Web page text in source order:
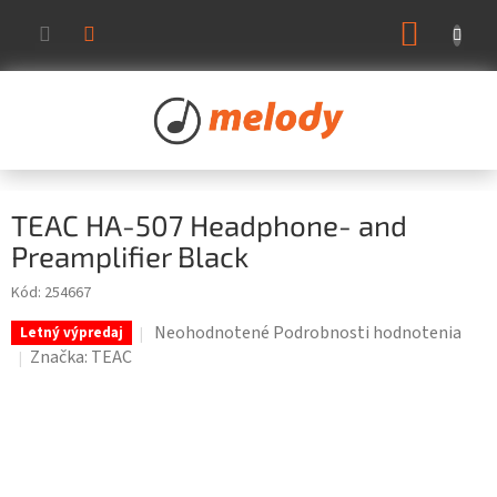
obsah
TEAC HA-507 Headphone- and
Preamplifier Black
Kód: 254667
Letný výpredaj
Priemerné
Neohodnotené Podrobnosti hodnotenia
Značka: TEAC